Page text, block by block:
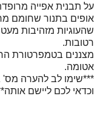
על תבנית אפייה
שהעוגיות מזהיבות
רטובות.
מצננים בטמפרטורת
אטומה.
וכדאי לכם ליישם